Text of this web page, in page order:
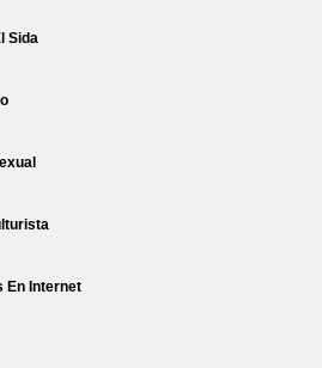
Sida
En Internet